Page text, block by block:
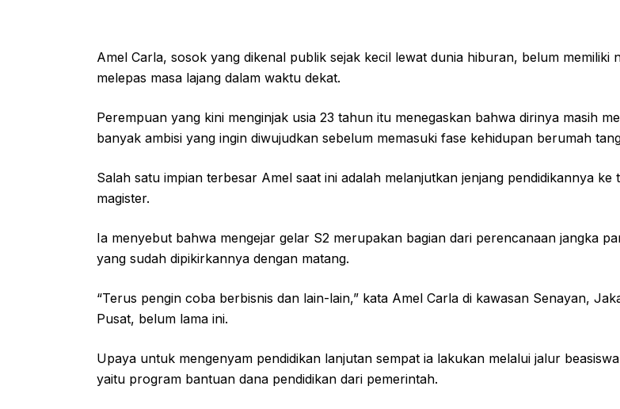
Amel Carla, sosok yang dikenal publik sejak kecil lewat dunia hiburan, belum memiliki
melepas masa lajang dalam waktu dekat.
Perempuan yang kini menginjak usia 23 tahun itu menegaskan bahwa dirinya masih
banyak ambisi yang ingin diwujudkan sebelum memasuki fase kehidupan berumah
Salah satu impian terbesar Amel saat ini adalah melanjutkan jenjang pendidikannya ke
magister.
Ia menyebut bahwa mengejar gelar S2 merupakan bagian dari perencanaan jangka
yang sudah dipikirkannya dengan matang.
“Terus pengin coba berbisnis dan lain-lain,” kata Amel Carla di kawasan Senayan,
Pusat, belum lama ini.
Upaya untuk mengenyam pendidikan lanjutan sempat ia lakukan melalui jalur
yaitu program bantuan dana pendidikan dari pemerintah.